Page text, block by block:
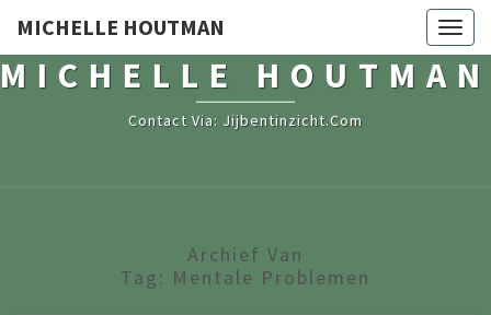
MICHELLE HOUTMAN
MICHELLE HOUTMAN
Contact Via: Jijbentinzicht.com
Archief Van
Tag: Mentale Problemen